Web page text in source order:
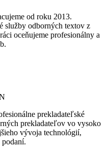
od roku 2013.
služby odborných textov z
oceňujeme profesionálny a
prekladateľské
prekladateľov vo vysoko
vývoja technológií,